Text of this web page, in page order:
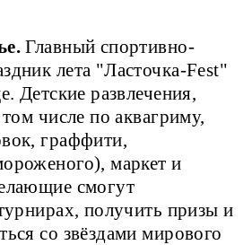
Главный спортивно-
лета "Ласточка-Fest"
Детские развлечения,
числе по аквагриму,
граффити,
маркет и
смогут
получить призы и
со звёздами мирового